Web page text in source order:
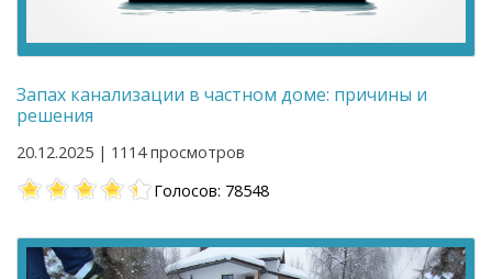
Запах канализации в частном доме: причины и
решения
20.12.2025 | 1114 просмотров
Голосов: 78548